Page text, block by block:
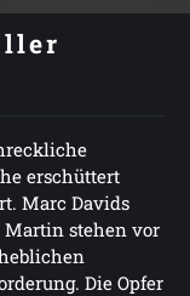
erschüttert
Marc Davids
Martin stehen vor
Die Opfer